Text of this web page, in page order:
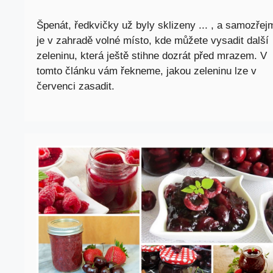
Špenát, ředkvičky už byly sklizeny ... , a
je v zahradě volné místo, kde můžete vysadit další
zeleninu, která ještě stihne dozrát před mrazem. V
tomto článku vám řekneme, jakou zeleninu lze v
červenci zasadit.